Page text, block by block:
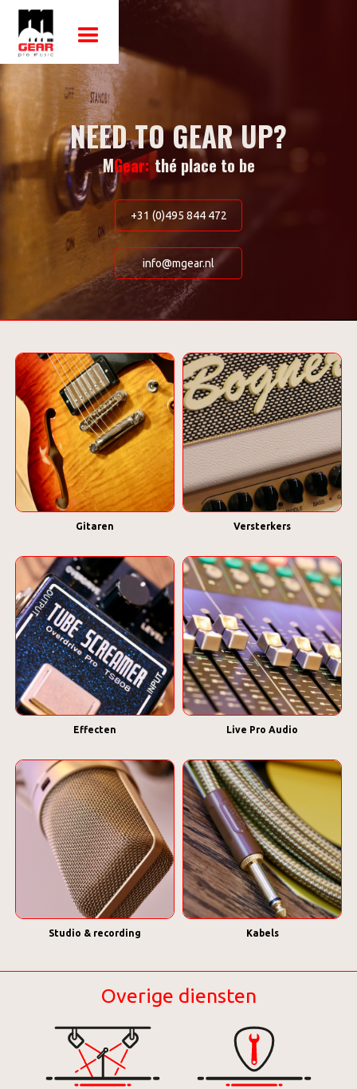
NEED TO GEAR UP?
MGear: thé place to be
+31 (0)495 844 472
info@mgear.nl
Gitaren Versterkers
Effecten Live Pro Audio
Studio & recording Kabels
Overige diensten